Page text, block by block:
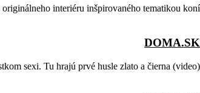
interiéru inšpirovaného tematikou koní
DOMA.SK
sexi. Tu hrajú prvé husle zlato a čierna (video)